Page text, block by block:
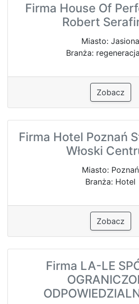
Firma House Of
Robert
Miasto: Jasiona
Branża:
Zobacz
Firma Hotel Poznań
Włoski
Miasto: Poznań
Branża: Hotel
Zobacz
Firma LA-LE